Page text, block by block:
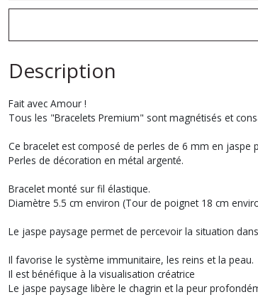
Description
Fait avec Amour !
Tous les "Bracelets Premium" sont magnétisés et
Ce bracelet est composé de perles de 6 mm en jaspe
Perles de décoration en métal argenté.
Bracelet monté sur fil élastique.
Diamètre 5.5 cm environ (Tour de poignet 18 cm
Le jaspe paysage permet de percevoir la situation
Il favorise le système immunitaire, les reins et la peau.
Il est bénéfique à la visualisation créatrice
Le jaspe paysage libère le chagrin et la peur